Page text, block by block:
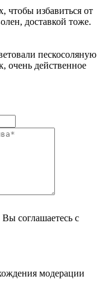
чтобы избавиться от
доставкой тоже.
пескосоляную
очень действенное
соглашаетесь с
модерации